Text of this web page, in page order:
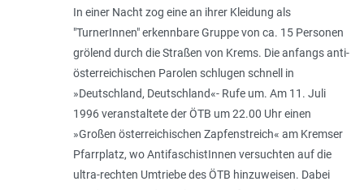
In einer Nacht zog eine an ihrer Kleidung als
"TurnerInnen" erkennbare Gruppe von ca. 15 Personen
grölend durch die Straßen von Krems. Die anfangs anti-
österreichischen Parolen schlugen schnell in
»Deutschland, Deutschland«- Rufe um. Am 11. Juli
1996 veranstaltete der ÖTB um 22.00 Uhr einen
»Großen österreichischen Zapfenstreich« am Kremser
Pfarrplatz, wo AntifaschistInnen versuchten auf die
ultra-rechten Umtriebe des ÖTB hinzuweisen. Dabei